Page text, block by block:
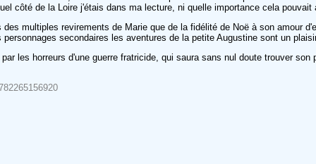
côté de la Loire j'étais dans ma lecture, ni quelle importance cela pouvait
multiples revirements de Marie que de la fidélité de Noë à son amour
secondaires les aventures de la petite Augustine sont un
les horreurs d'une guerre fratricide, qui saura sans nul doute trouver son